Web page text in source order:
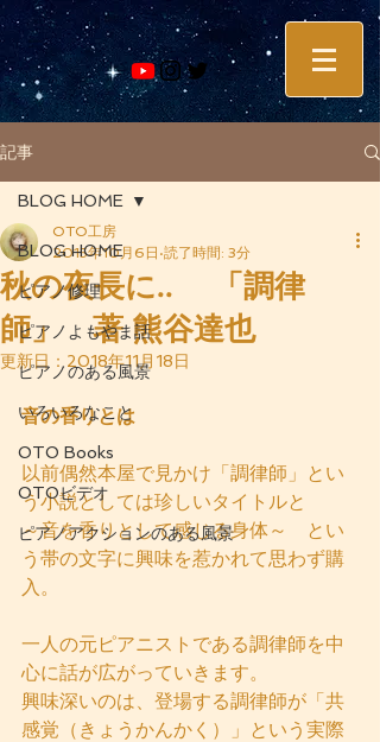
記事
BLOG HOME
ピアノ修理
ピアノよもやま話
ピアノのある風景
いろいろなこと
OTO Books
OTOビデオ
ピアノアクションのある風景
BLOG HOME
秋の夜長に.. 「調律
師」 著 熊谷達也
OTO工房
2015年10月6日 読了時間: 3分
更新日： 2018年11月18日
音の香りとは
以前偶然本屋で見かけ「調律師」とい
う小説としては珍しいタイトルと
～音を香りとして感じる身体～　とい
う帯の文字に興味を惹かれて思わず購
入。
一人の元ピアニストである調律師を中
心に話が広がっていきます。
興味深いのは、登場する調律師が「共
感覚（きょうかんかく）」という実際